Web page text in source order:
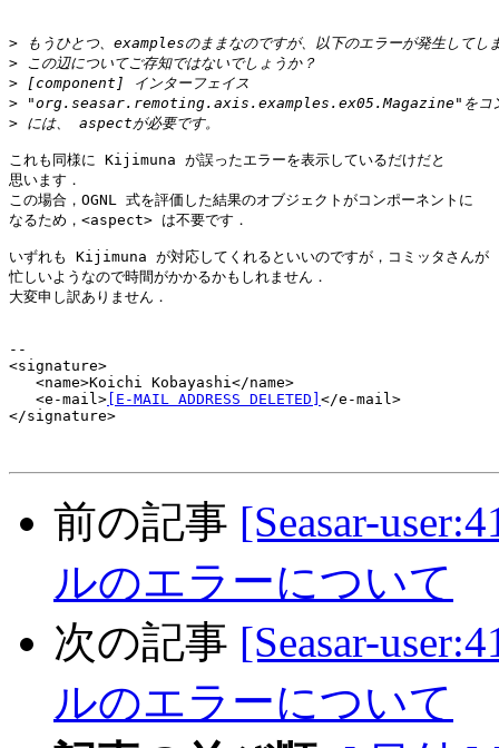
>
>
>
>
>
これも同様に Kijimuna が誤ったエラーを表示しているだけだと
思います．
この場合，OGNL 式を評価した結果のオブジェクトがコンポーネントに
なるため，<aspect> は不要です．
いずれも Kijimuna が対応してくれるといいのですが，コミッタさんが
忙しいようなので時間がかかるかもしれません．
大変申し訳ありません．
--
<signature>
   <name>Koichi Kobayashi</name>
   <e-mail>
[E-MAIL ADDRESS DELETED] </e-mail>
</signature>
前の記事 [Seasar-
ルのエラーについて
次の記事 [Seasar-
ルのエラーについて